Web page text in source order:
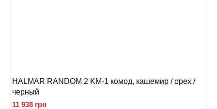
HALMAR RANDOM 2 KM-1 комод, кашемир / орех /
черный
11 938 грн